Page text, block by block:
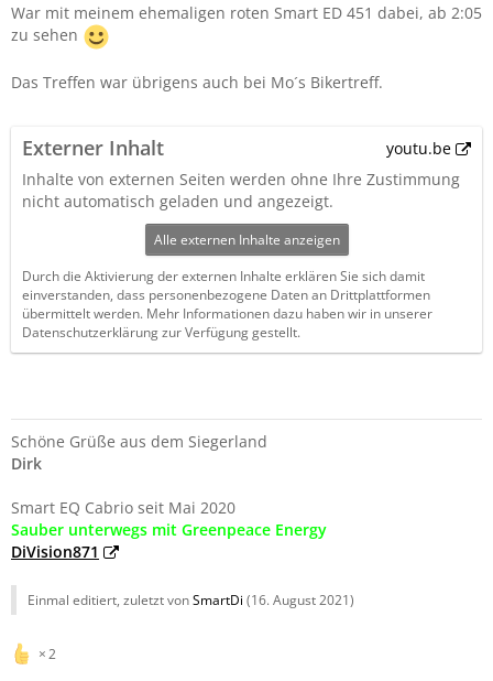
War mit meinem ehemaligen roten Smart ED 451 dabei, ab 2:05
zu sehen
Das Treffen war übrigens auch bei Mo´s Bikertreff.
Externer Inhalt
youtu.be
Inhalte von externen Seiten werden ohne Ihre Zustimmung
nicht automatisch geladen und angezeigt.
Alle externen Inhalte anzeigen
Durch die Aktivierung der externen Inhalte erklären Sie sich damit
einverstanden, dass personenbezogene Daten an Drittplattformen
übermittelt werden. Mehr Informationen dazu haben wir in unserer
Datenschutzerklärung zur Verfügung gestellt.
Schöne Grüße aus dem Siegerland
Dirk
Smart EQ Cabrio seit Mai 2020
Sauber unterwegs mit Greenpeace Energy
DiVision871
Einmal editiert, zuletzt vonSmartDi (16. August 2021)
2